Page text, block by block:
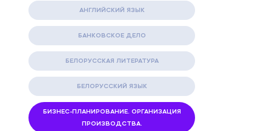
АНГЛИЙСКИЙ ЯЗЫК
БАНКОВСКОЕ ДЕЛО
БЕЛОРУССКАЯ ЛИТЕРАТУРА
БЕЛОРУССКИЙ ЯЗЫК
БИЗНЕС-ПЛАНИРОВАНИЕ. ОРГАНИЗАЦИЯ
ПРОИЗВОДСТВА.